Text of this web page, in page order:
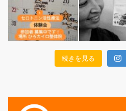
続きを見る